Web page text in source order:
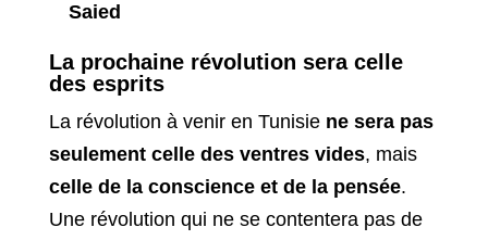
Saied
La prochaine révolution sera celle
des esprits
La révolution à venir en Tunisie ne sera pas
seulement celle des ventres vides, mais
celle de la conscience et de la pensée.
Une révolution qui ne se contentera pas de